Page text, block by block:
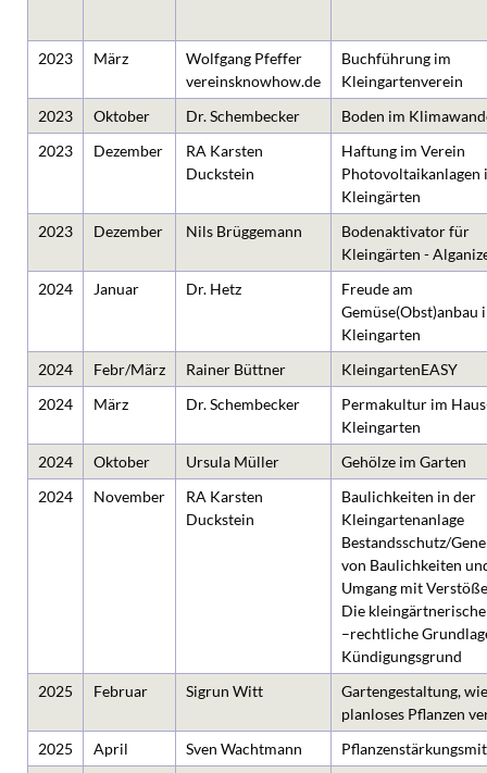
2023 März
Wolfgang Pfeffer
vereinsknowhow.de
Buchführung im
Kleingartenverein
2023
Oktober Dr. Schembecker
Boden im
2023
Dezember
RA Karsten
Duckstein
Haftung im Verein
Photovoltaikanlagen
Kleingärten
2023
Dezember Nils Brüggemann
Bodenaktivator für
Kleingärten -
2024
Januar Dr. Hetz
Freude am
Gemüse(Obst)anbau
Kleingarten
2024
Febr/März Rainer Büttner
KleingartenEASY
2024
März Dr. Schembecker
Permakultur im
Kleingarten
2024
Oktober Ursula Müller
Gehölze im Garten
2024
November
RA Karsten
Duckstein
Baulichkeiten in der
Kleingartenanlage
Bestandsschutz/
von Baulichkeiten
Umgang mit
Die
–rechtliche
Kündigungsgrund
2025
Februar Sigrun Witt
Gartengestaltung,
planloses Pflanzen
2025
April Sven Wachtmann